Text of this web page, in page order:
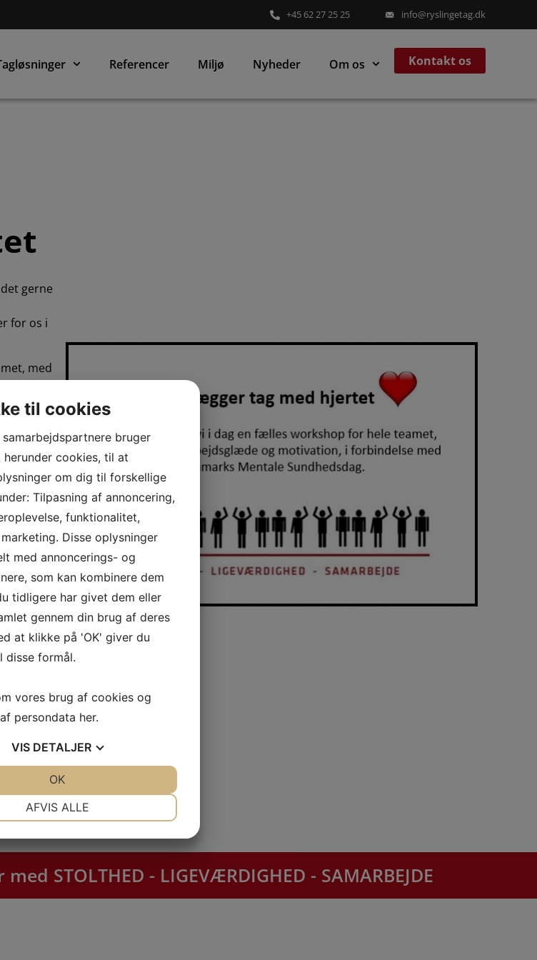
+45 62 27 25 25 info@ryslingetag.dk
Referencer Miljø Nyheder Om os Kontakt os
gerne
for os i
med
med
vi allieret
og
som vi
der
et event
for
STOLTHED - LIGEVÆRDIGHED - SAMARBEJDE
til cookies
bruger
herunder cookies, til at
om dig til forskellige
Tilpasning af annoncering,
funktionalitet,
Disse oplysninger
med annoncerings- og
som kan kombinere dem
tidligere har givet dem eller
gennem din brug af deres
at klikke på 'OK' giver du
disse formål.
vores brug af cookies og
persondata her.
VIS DETALJER
STATISTIK
AFVIS ALLE
OK